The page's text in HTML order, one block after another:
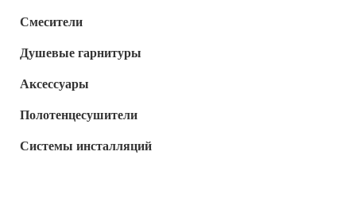
Смесители
Душевые гарнитуры
Аксессуары
Полотенцесушители
Системы инсталляций